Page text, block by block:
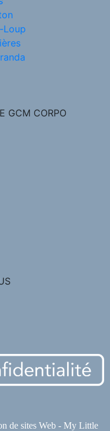
Loup
GCM CORPO
de sites Web - My Little